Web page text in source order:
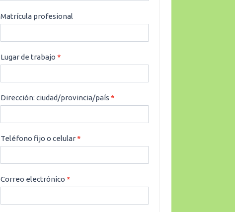
Matrícula profesional
Lugar de trabajo*
Dirección: ciudad/provincia/país*
Teléfono fijo o celular*
Correo electrónico*